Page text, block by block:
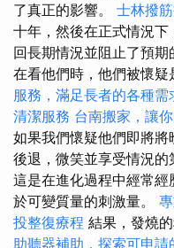
了真正的影響。 士林撥
十年，然後在正式情況
回長期情況並阻止了預
在看他們時，他們被懷疑
服務，滿足長者的各種需
清潔服務 台南搬家，讓
如果我們懷疑他們即將
後退，微笑並享受情況的
這是在進化過程中經常
於可變質量的刺激量。
投整復療程 結果，發燒
助聽器補助，探索可申請